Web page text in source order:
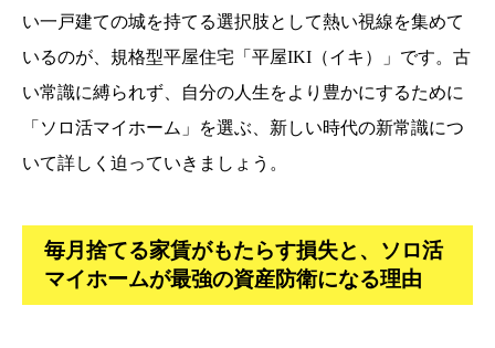
い一戸建ての城を持てる選択肢として熱い視線を集めて
いるのが、規格型平屋住宅「平屋IKI（イキ）」です。古
い常識に縛られず、自分の人生をより豊かにするために
「ソロ活マイホーム」を選ぶ、新しい時代の新常識につ
いて詳しく迫っていきましょう。
毎月捨てる家賃がもたらす損失と、ソロ活
マイホームが最強の資産防衛になる理由